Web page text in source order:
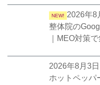
NEW!
2026年8
整体院の
｜MEO対策
2026年8月3日
ホットペッパ